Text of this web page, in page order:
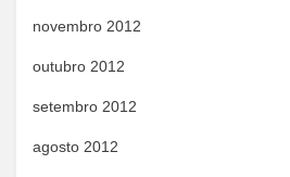
novembro 2012
outubro 2012
setembro 2012
agosto 2012